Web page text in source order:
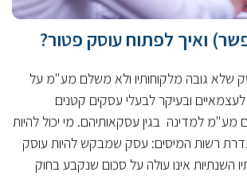
ואיך לפתוח עוסק פטור?
שלא גובה מלקוחותיו ולא משלם מע"מ על
לעצמאיים ובעיקר לבעלי עסקים קטנים
למדינה בגין עסקאותיהם. מי יכול להיות
רשות המיסים: עסק שמבקש להיות עוסק
השנתיות אינו עולה על סכום שנקבע בחוק